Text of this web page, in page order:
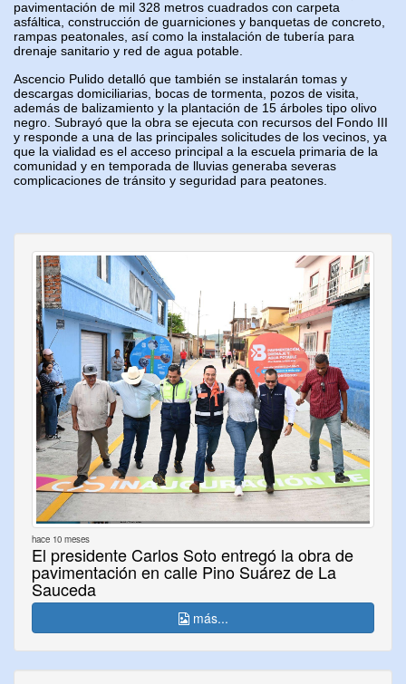
pavimentación de mil 328 metros cuadrados con carpeta
asfáltica, construcción de guarniciones y banquetas de concreto,
rampas peatonales, así como la instalación de tubería para
drenaje sanitario y red de agua potable.
Ascencio Pulido detalló que también se instalarán tomas y
descargas domiciliarias, bocas de tormenta, pozos de visita,
además de balizamiento y la plantación de 15 árboles tipo olivo
negro. Subrayó que la obra se ejecuta con recursos del Fondo III
y responde a una de las principales solicitudes de los vecinos, ya
que la vialidad es el acceso principal a la escuela primaria de la
comunidad y en temporada de lluvias generaba severas
complicaciones de tránsito y seguridad para peatones.
hace 10 meses
El presidente Carlos Soto entregó la obra de
pavimentación en calle Pino Suárez de La
Sauceda
más...